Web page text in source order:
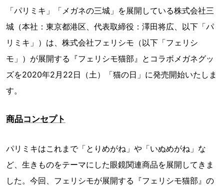
「パリミキ」「メガネの三城」を展開している株式会社三
城（本社：東京都港区、代表取締役：澤田将広、以下「パ
リミキ」）は、株式会社フェリシモ（以下「フェリシ
モ」）が展開する『フェリシモ猫部』とコラボメガネグッ
ズを2020年2月22日（土）「猫の日」に発売開始いたしま
す。
商品コンセプト
パリミキはこれまで「とりめがね」や「いぬめがね」な
ど、生きものをテーマにした眼鏡関連商品を展開してきま
した。今回、フェリシモが展開する『フェリシモ猫部』の